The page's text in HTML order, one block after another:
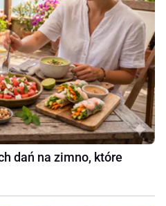
dań na zimno, które